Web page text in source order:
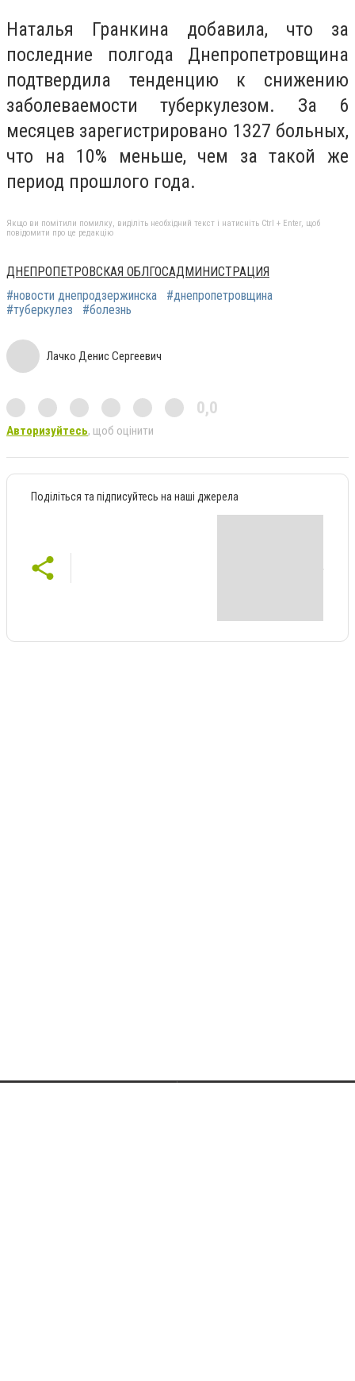
Наталья Гранкина добавила, что за
последние полгода Днепропетровщина
подтвердила тенденцию к снижению
заболеваемости туберкулезом. За 6
месяцев зарегистрировано 1327 больных,
что на 10% меньше, чем за такой же
период прошлого года.
Якщо ви помітили помилку, виділіть необхідний текст і натисніть Ctrl + Enter, щоб
повідомити про це редакцію
ДНЕПРОПЕТРОВСКАЯ ОБЛГОСАДМИНИСТРАЦИЯ
#новости днепродзержинска
#днепропетровщина
#туберкулез
#болезнь
Лачко Денис Сергеевич
0,0
Авторизуйтесь, щоб оцінити
Поділіться та підписуйтесь на наші джерела